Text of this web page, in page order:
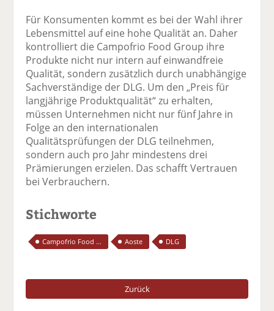
Für Konsumenten kommt es bei der Wahl ihrer
Lebensmittel auf eine hohe Qualität an. Daher
kontrolliert die Campofrio Food Group ihre
Produkte nicht nur intern auf einwandfreie
Qualität, sondern zusätzlich durch unabhängige
Sachverständige der DLG. Um den „Preis für
langjährige Produktqualität“ zu erhalten,
müssen Unternehmen nicht nur fünf Jahre in
Folge an den internationalen
Qualitätsprüfungen der DLG teilnehmen,
sondern auch pro Jahr mindestens drei
Prämierungen erzielen. Das schafft Vertrauen
bei Verbrauchern.
Stichworte
Campofrio Food ... Aoste DLG
Zurück